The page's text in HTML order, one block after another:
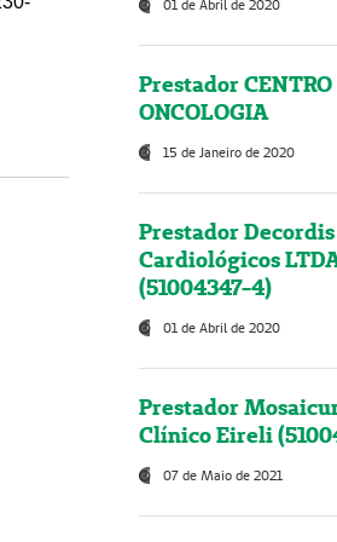
01 de Abril de 2020
Prestador CENTRO
ONCOLOGIA
15 de Janeiro de 2020
Prestador
Cardiológicos
(51004347-4)
01 de Abril de 2020
Prestador
Clínico Eireli
07 de Maio de 2021